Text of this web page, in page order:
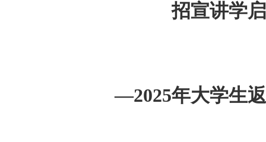
招宣讲学
—2025年大学生